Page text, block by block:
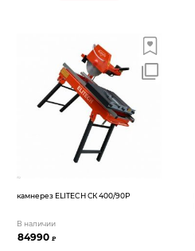
камнерез ELITECH СК 400/90Р
В наличии
84990₽